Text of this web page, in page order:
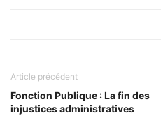
Article précédent
Fonction Publique : La fin des
injustices administratives